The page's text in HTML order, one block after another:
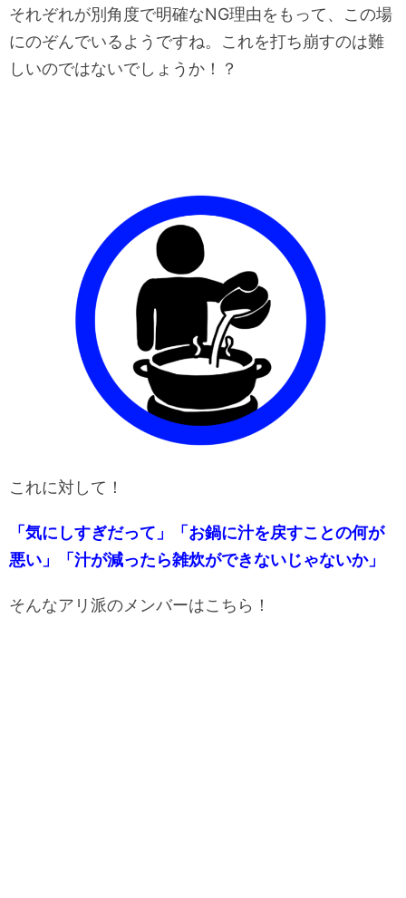
それぞれが別角度で明確なNG理由をもって、この場
にのぞんでいるようですね。これを打ち崩すのは難
しいのではないでしょうか！？
これに対して！
「気にしすぎだって」「お鍋に汁を戻すことの何が
悪い」「汁が減ったら雑炊ができないじゃないか」
そんなアリ派のメンバーはこちら！